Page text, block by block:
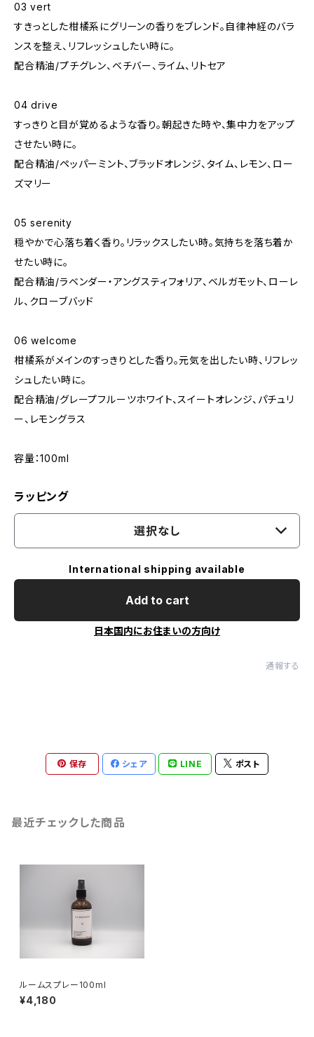
03 vert
すきっとした柑橘系にグリーンの香りをブレンド。自律神経のバラ
ンスを整え、リフレッシュしたい時に。
配合精油/プチグレン、ベチバー、ライム、リトセア
04 drive
すっきりと目が覚めるような香り。朝起きた時や、集中力をアップ
させたい時に。
配合精油/ペッパーミント、ブラッドオレンジ、タイム、レモン、ロー
ズマリー
05 serenity
穏やかで心落ち着く香り。リラックスしたい時。気持ちを落ち着か
せたい時に。
配合精油/ラベンダー・アングスティフォリア、ベルガモット、ローレ
ル、クローブバッド
06 welcome
柑橘系がメインのすっきりとした香り。元気を出したい時、リフレッ
シュしたい時に。
配合精油/グレープフルーツホワイト、スイートオレンジ、パチュリ
ー、レモングラス
容量：100ml
ラッピング
選択なし
International shipping available
Add to cart
日本国内にお住まいの方向け
通報する
保存 シェア LINE ポスト
最近チェックした商品
ルームスプレー100ml
¥4,180